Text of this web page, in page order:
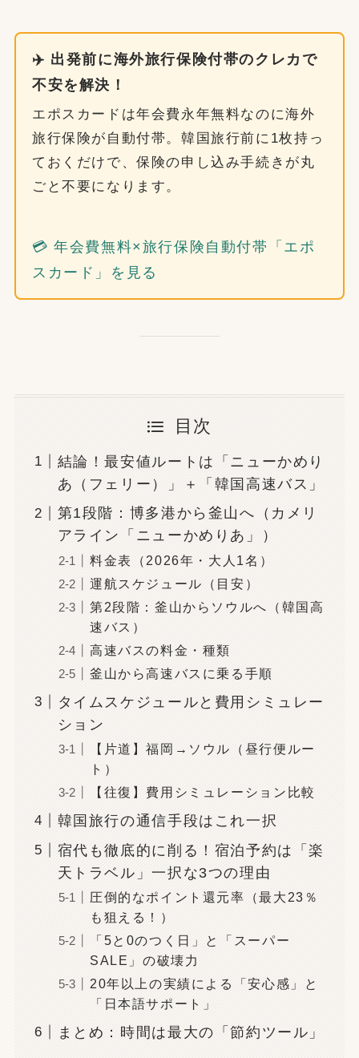
✈️ 出発前に海外旅行保険付帯のクレカで
不安を解決！
エポスカードは年会費永年無料なのに海外
旅行保険が自動付帯。韓国旅行前に1枚持っ
ておくだけで、保険の申し込み手続きが丸
ごと不要になります。
💳 年会費無料×旅行保険自動付帯「エポ
スカード」を見る
目次
結論！最安値ルートは「ニューかめり
あ（フェリー）」＋「韓国高速バス」
第1段階：博多港から釜山へ（カメリ
アライン「ニューかめりあ」）
料金表（2026年・大人1名）
運航スケジュール（目安）
第2段階：釜山からソウルへ（韓国高
速バス）
高速バスの料金・種類
釜山から高速バスに乗る手順
タイムスケジュールと費用シミュレー
ション
【片道】福岡→ソウル（昼行便ルー
ト）
【往復】費用シミュレーション比較
韓国旅行の通信手段はこれ一択
宿代も徹底的に削る！宿泊予約は「楽
天トラベル」一択な3つの理由
圧倒的なポイント還元率（最大23％
も狙える！）
「5と0のつく日」と「スーパー
SALE」の破壊力
20年以上の実績による「安心感」と
「日本語サポート」
まとめ：時間は最大の「節約ツール」